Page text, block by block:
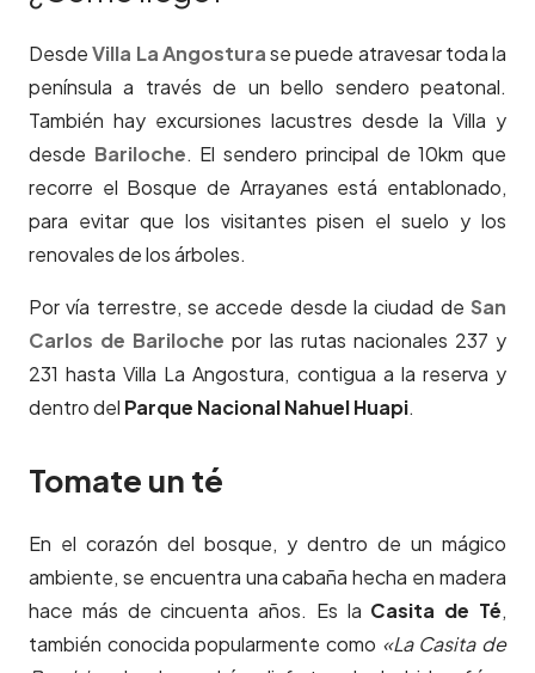
DesdeVilla La Angosturase puede atravesar toda la
península a través de un bello sendero peatonal.
También hay excursiones lacustres desde la Villa y
desde Bariloche. El sendero principal de 10km que
recorre el Bosque de Arrayanes está entablonado,
para evitar que los visitantes pisen el suelo y los
renovales de los árboles.
Por vía terrestre, se accede desde la ciudad de San
Carlos de Bariloche por las rutas nacionales 237 y
231 hasta Villa La Angostura, contigua a la reserva y
dentro del Parque Nacional Nahuel Huapi.
Tomate un té
En el corazón del bosque, y dentro de un mágico
ambiente, se encuentra una cabaña hecha en madera
hace más de cincuenta años. Es la Casita de Té,
también conocida popularmente como «La Casita de